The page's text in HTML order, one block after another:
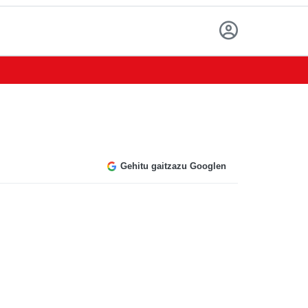
Gehitu gaitzazu Googlen